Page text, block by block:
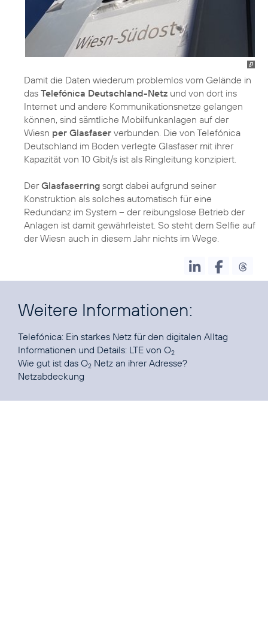
Damit die Daten wiederum problemlos vom Gelände in
das Telefónica Deutschland-Netz und von dort ins
Internet und andere Kommunikationsnetze gelangen
können, sind sämtliche Mobilfunkanlagen auf der
Wiesn per Glasfaser verbunden. Die von Telefónica
Deutschland im Boden verlegte Glasfaser mit ihrer
Kapazität von 10 Gbit/s ist als Ringleitung konzipiert.
DerGlasfaserring sorgt dabei aufgrund seiner
Konstruktion als solches automatisch für eine
Redundanz im System – der reibungslose Betrieb der
Anlagen ist damit gewährleistet. So steht dem Selfie auf
der Wiesn auch in diesem Jahr nichts im Wege.
Weitere Informationen:
Telefónica: Ein starkes Netz für den digitalen Alltag
Informationen und Details: LTE von O2
Wie gut ist das O2 Netz an ihrer Adresse?
Netzabdeckung